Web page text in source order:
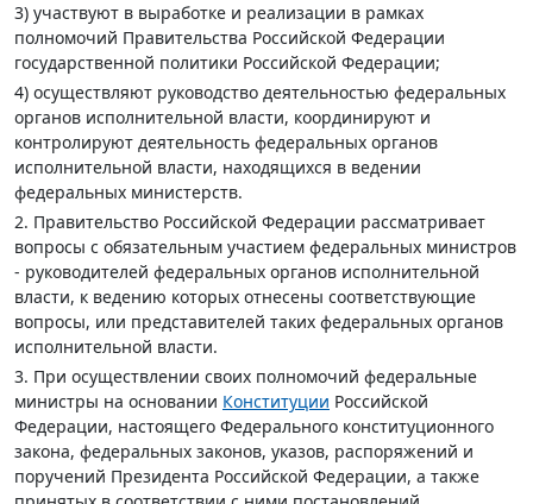
3) участвуют в выработке и реализации в рамках
полномочий Правительства Российской Федерации
государственной политики Российской Федерации;
4) осуществляют руководство деятельностью федеральных
органов исполнительной власти, координируют и
контролируют деятельность федеральных органов
исполнительной власти, находящихся в ведении
федеральных министерств.
2. Правительство Российской Федерации рассматривает
вопросы с обязательным участием федеральных министров
- руководителей федеральных органов исполнительной
власти, к ведению которых отнесены соответствующие
вопросы, или представителей таких федеральных органов
исполнительной власти.
3. При осуществлении своих полномочий федеральные
министры на основании Конституции Российской
Федерации, настоящего Федерального конституционного
закона, федеральных законов, указов, распоряжений и
поручений Президента Российской Федерации, а также